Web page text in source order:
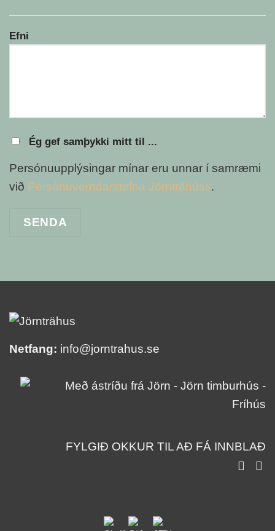
Efni
Ég gef samþykki mitt til ...
Persónuupplýsingar mínar eru unnar í samræmi
við Persónuverndarstefna Jörnträhúss.
Netfang: info@jorntrahus.se
FYLGIÐ OKKUR TIL AÐ FÁ INNBLAÐ